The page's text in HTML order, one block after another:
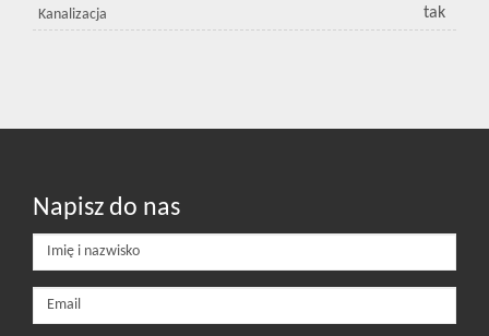
Kanalizacja tak
Napisz do nas